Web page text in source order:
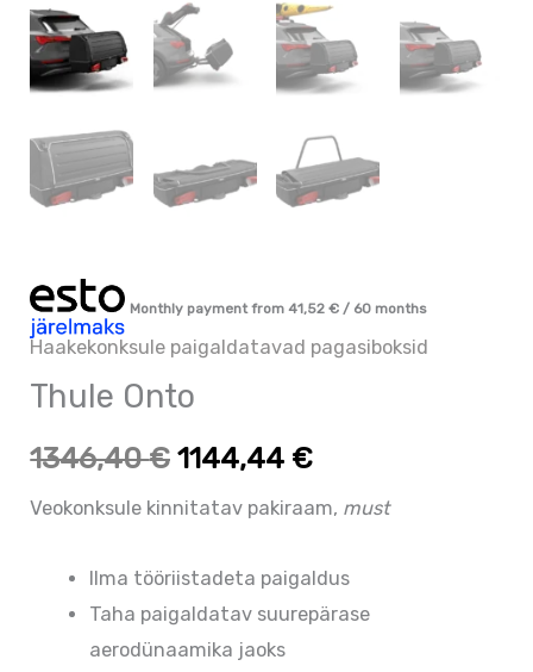
Monthly payment from41,52€ / 60 months
Haakekonksule paigaldatavad pagasiboksid
Thule Onto
1346,40€ 1144,44 €
Veokonksule kinnitatav pakiraam, must
Ilma tööriistadeta paigaldus
Taha paigaldatav suurepärase
aerodünaamika jaoks